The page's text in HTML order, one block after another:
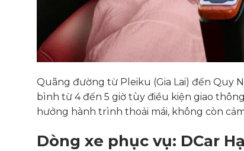
Quãng đường từ Pleiku (Gia Lai) đến Quy
bình từ 4 đến 5 giờ tùy điều kiện giao
hưởng hành trình thoải mái, không còn
Dòng xe phục vụ: DCar